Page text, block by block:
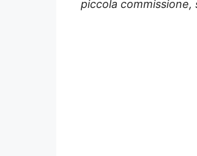
piccola